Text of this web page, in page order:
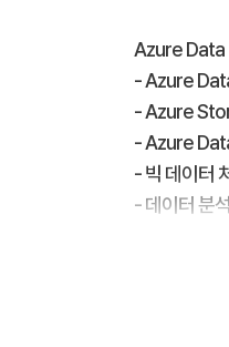
Azure Data
- Azure
- Azure
- Azure
- 빅 데이터
- 데이터 분